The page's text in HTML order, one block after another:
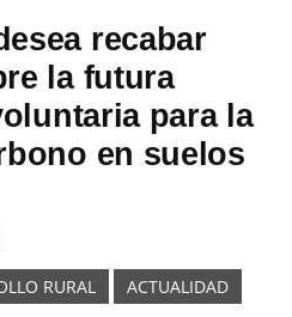
recabar
la futura
para la
en suelos
RURAL ACTUALIDAD